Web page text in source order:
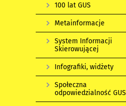
100 lat GUS
Metainformacje
System Informacji
Skierowującej
Infografiki, widżety
Społeczna
odpowiedzialność GUS